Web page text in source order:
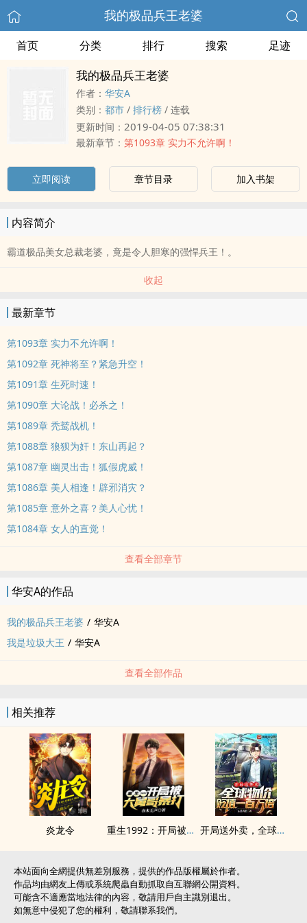
我的极品兵王老婆
首页 分类 排行 搜索 足迹
我的极品兵王老婆
作者： 华安A
类别： 都市 / 排行榜 / 连载
更新时间： 2019-04-05 07:38:31
最新章节： 第1093章 实力不允许啊！
立即阅读 章节目录 加入书架
内容简介
霸道极品美女总裁老婆，竟是令人胆寒的强悍兵王！。
收起
最新章节
第1093章 实力不允许啊！
第1092章 死神将至？紧急升空！
第1091章 生死时速！
第1090章 大论战！必杀之！
第1089章 秃鹫战机！
第1088章 狼狈为奸！东山再起？
第1087章 幽灵出击！狐假虎威！
第1086章 美人相逢！辟邪消灾？
第1085章 意外之喜？美人心忧！
第1084章 女人的直觉！
查看全部章节
华安A的作品
我的极品兵王老婆 / 华安A
我是垃圾大王 / 华安A
查看全部作品
相关推荐
炎龙令 重生1992：开局被大舅哥暴打 开局送外卖，全球物价贬值一百万倍
本站面向全網提供無差別服務，提供的作品版權屬於作者。
作品均由網友上傳或系統爬蟲自動抓取自互聯網公開資料。
可能含不適應當地法律的內容，敬請用戶自主識別退出。
如無意中侵犯了您的權利，敬請聯系我們。